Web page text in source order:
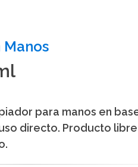
para manos en
directo. Producto